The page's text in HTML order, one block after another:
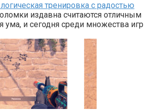
тренировка с радостью
издавна считаются отличным
ума, и сегодня среди множества игр